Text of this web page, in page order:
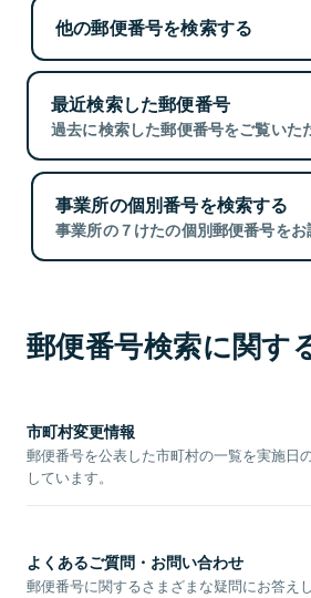
他の郵便番号を検索する
最近検索した郵便番号
過去に検索した郵便番号をご覧いた
事業所の個別番号を検索する
事業所の７けたの個別郵便番号をお
郵便番号検索に関す
市町村変更情報
郵便番号を公表した市町村の一覧を実施日
しています。
よくあるご質問・お問い合わせ
郵便番号に関するさまざまな疑問にお答えし